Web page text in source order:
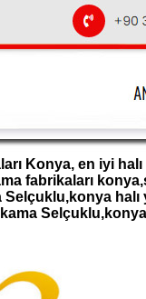
Konya, en iyi
fabrikaları
Selçuklu,konya